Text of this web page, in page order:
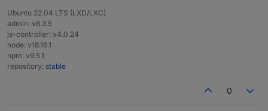
Ubuntu 22.04 LTS (LXD/LXC)
admin: v6.3.5
js-controller: v4.0.24
node: v18.16.1
npm: v9.5.1
repository: stable
0